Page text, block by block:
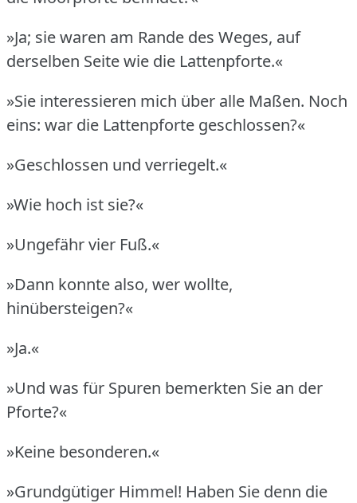
»Ja; sie waren am Rande des Weges, auf
derselben Seite wie die Lattenpforte.«
»Sie interessieren mich über alle Maßen. Noch
eins: war die Lattenpforte geschlossen?«
»Geschlossen und verriegelt.«
»Wie hoch ist sie?«
»Ungefähr vier Fuß.«
»Dann konnte also, wer wollte,
hinübersteigen?«
»Ja.«
»Und was für Spuren bemerkten Sie an der
Pforte?«
»Keine besonderen.«
»Grundgütiger Himmel! Haben Sie denn die